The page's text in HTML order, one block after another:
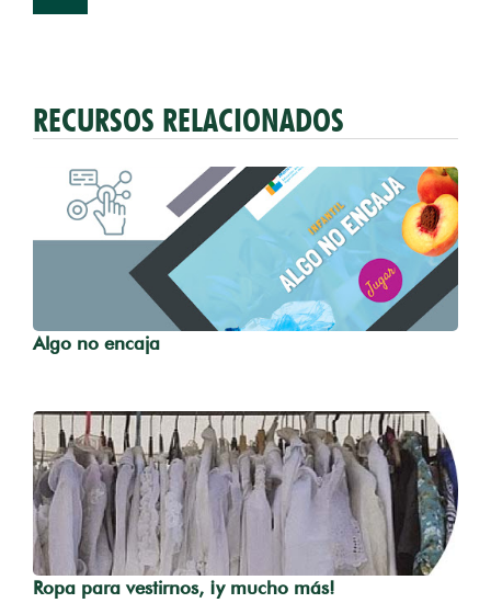
RECURSOS RELACIONADOS
Algo no encaja
Ropa para vestirnos, ¡y mucho más!